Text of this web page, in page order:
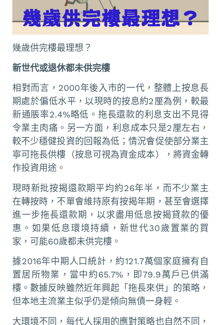
幾歲供完樓最理想？
新世代或退休都未供完樓
相對而言，2000年後入市的一代，整體上按息長
期處於偏低水平，以現時的按息約2厘為例，較最
新通脹率2.4%略低。拖長還款的利息支出不見得
令業主肉痛。另一方面，利息成本只是2厘左右，
較不少穩健投資的回報為低；情況會促使部分業主
寧可拖長供樓（按息可視為資金成本），將資金轉
作投資用途。
現時新批按揭還款期平均約26年半，而不少業主
在轉按時，不單會維持原有按揭年期，甚至會選擇
進一步拖長還款期，以求盡用低息按揭貸款的優
惠。如果低息環境持續，新世代30歲置業的買
家，可能60歲都未供完樓。
據2016年中期人口統計，約121.7萬個家庭擁有自
置居所物業，當中約65.7%，即79.9萬戶已供滿
樓。數據反映雖然近年興起「拖長來供」的策略，
但本地主流業主似乎仍是傾向無債一身輕。
大環境不同，每代人採用的應對策略也自然不同，